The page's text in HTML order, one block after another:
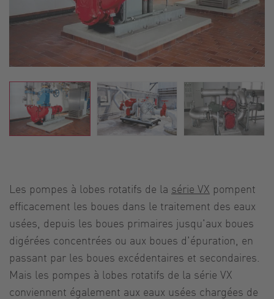
Les pompes à lobes rotatifs de la série VX pompent
efficacement les boues dans le traitement des eaux
usées, depuis les boues primaires jusqu'aux boues
digérées concentrées ou aux boues d'épuration, en
passant par les boues excédentaires et secondaires.
Mais les pompes à lobes rotatifs de la série VX
conviennent également aux eaux usées chargées de